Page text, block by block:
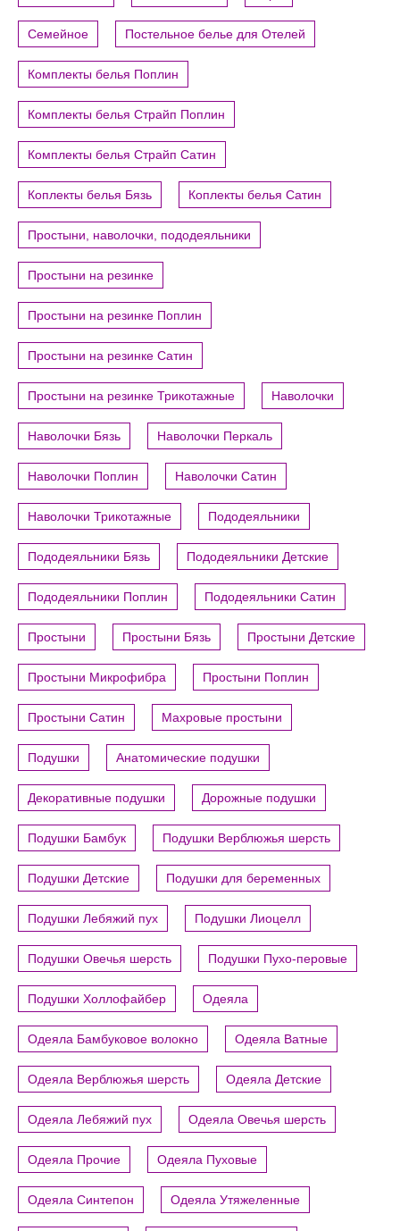
Семейное Постельное белье для Отелей
Комплекты белья Поплин
Комплекты белья Страйп Поплин
Комплекты белья Страйп Сатин
Коплекты белья Бязь Коплекты белья Сатин
Простыни, наволочки, пододеяльники
Простыни на резинке
Простыни на резинке Поплин
Простыни на резинке Сатин
Простыни на резинке Трикотажные Наволочки
Наволочки Бязь Наволочки Перкаль
Наволочки Поплин Наволочки Сатин
Наволочки Трикотажные Пододеяльники
Пододеяльники Бязь Пододеяльники Детские
Пододеяльники Поплин Пододеяльники Сатин
Простыни Простыни Бязь Простыни Детские
Простыни Микрофибра Простыни Поплин
Простыни Сатин Махровые простыни
Подушки Анатомические подушки
Декоративные подушки Дорожные подушки
Подушки Бамбук Подушки Верблюжья шерсть
Подушки Детские Подушки для беременных
Подушки Лебяжий пух Подушки Лиоцелл
Подушки Овечья шерсть Подушки Пухо-перовые
Подушки Холлофайбер Одеяла
Одеяла Бамбуковое волокно Одеяла Ватные
Одеяла Верблюжья шерсть Одеяла Детские
Одеяла Лебяжий пух Одеяла Овечья шерсть
Одеяла Прочие Одеяла Пуховые
Одеяла Синтепон Одеяла Утяжеленные